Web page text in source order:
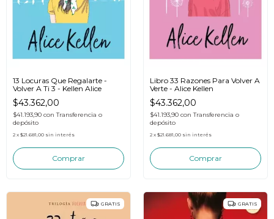
13 Locuras Que Regalarte -
Volver A Ti 3 - Kellen Alice
$43.362,00
$41.193,90 con Transferencia o
depósito
2 x $21.681,00 sin interés
Libro 33 Razones Para Volver A
Verte - Alice Kellen
$43.362,00
$41.193,90 con Transferencia o
depósito
2 x $21.681,00 sin interés
GRATIS GRATIS